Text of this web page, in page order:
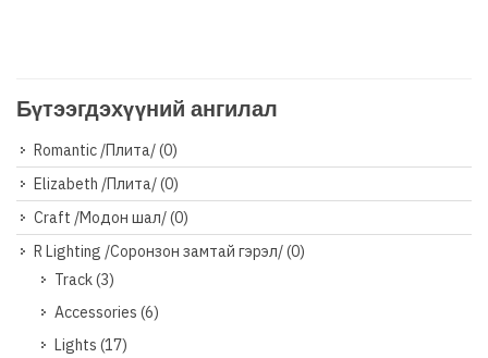
Бүтээгдэхүүний ангилал
Romantic /Плита/(0)
Elizabeth /Плита/(0)
Craft /Модон шал/(0)
R Lighting /Соронзон замтай гэрэл/(0)
Track(3)
Accessories (6)
Lights (17)